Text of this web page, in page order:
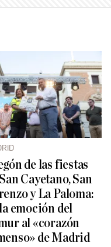
de las fiestas
Cayetano, San
y La Paloma:
emoción del
al «corazón
de Madrid